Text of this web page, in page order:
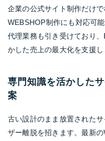
企業の公式サイト制作だけ
WEBSHOP制作にも対応可
代理業務も引き受けており
かした売上の最大化を支援し
専門知識を活かした
案
古い設計のまま放置された
ザー離脱を招きます。最新